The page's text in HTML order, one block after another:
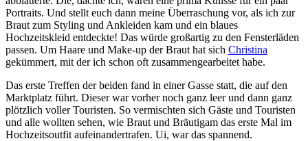
Portraits. Und stellt euch dann meine Überraschung vor, als ich zur
Braut zum Styling und Ankleiden kam und ein blaues
Hochzeitskleid entdeckte! Das würde großartig zu den Fensterläden
passen. Um Haare und Make-up der Braut hat sich Christina
gekümmert, mit der ich schon oft zusammengearbeitet habe.
Das erste Treffen der beiden fand in einer Gasse statt, die auf den
Marktplatz führt. Dieser war vorher noch ganz leer und dann ganz
plötzlich voller Touristen. So vermischten sich Gäste und Touristen
und alle wollten sehen, wie Braut und Bräutigam das erste Mal im
Hochzeitsoutfit aufeinandertrafen. Ui, war das spannend.